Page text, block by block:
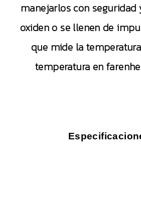
manejarlos con seguridad
oxiden o se llenen de
que mide la
temperatura en